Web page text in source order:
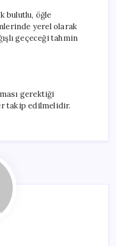
bulutlu, öğle
yerel olarak
geçeceği tahmin
gerektiği
takip edilmelidir.